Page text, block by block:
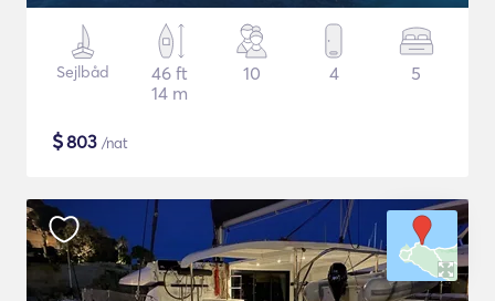
Sejlbåd
46 ft
14 m
10 4 5
$803 /nat